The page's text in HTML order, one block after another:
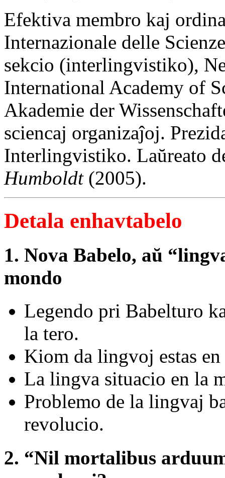
Efektiva membro kaj
Internazionale delle
sekcio (interlingvistiko),
International Academy of
Akademie der
sciencaj organizaĵoj.
Interlingvistiko. Laŭreato
Humboldt(2005).
Detala enhavtabelo
1. Nova Babelo, aŭ
mondo
Legendo pri Babelturo
la tero.
Kiom da lingvoj estas
La lingva situacio en la
Problemo de la lingvaj
revolucio.
2. “Nil mortalibus